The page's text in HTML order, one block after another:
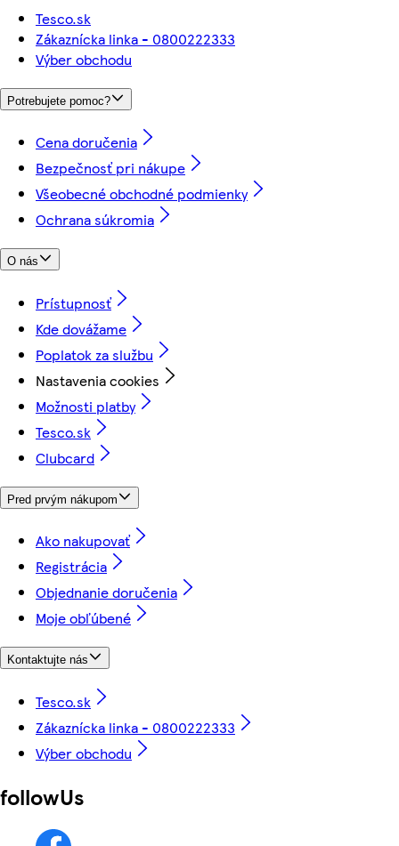
Tesco.sk
Zákaznícka linka - 0800222333
Výber obchodu
Potrebujete pomoc?
Cena doručenia
Bezpečnosť pri nákupe
Všeobecné obchodné podmienky
Ochrana súkromia
O nás
Prístupnosť
Kde dovážame
Poplatok za službu
Nastavenia cookies
Možnosti platby
Tesco.sk
Clubcard
Pred prvým nákupom
Ako nakupovať
Registrácia
Objednanie doručenia
Moje obľúbené
Kontaktujte nás
Tesco.sk
Zákaznícka linka - 0800222333
Výber obchodu
followUs